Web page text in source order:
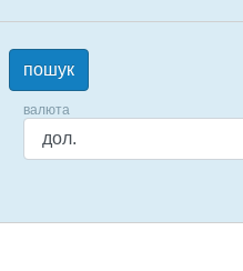
пошук
валюта